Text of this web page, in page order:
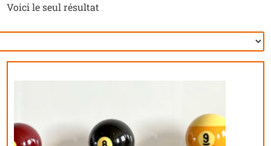
Voici le seul résultat